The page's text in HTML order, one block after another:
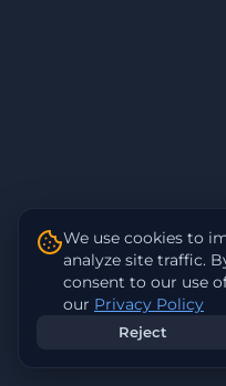
We use cookies to
analyze site traffic.
consent to our use
our Privacy Policy
Reject